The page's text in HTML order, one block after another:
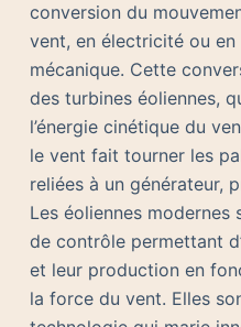
conversion du
vent, en électricité ou en
mécanique. Cette
des turbines éoliennes,
l’énergie cinétique du
le vent fait tourner les
reliées à un générateur,
Les éoliennes modernes
de contrôle permettant
et leur production en
la force du vent. Elles